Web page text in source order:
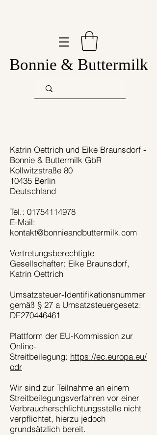
Bonnie & Buttermilk
Katrin Oettrich und Eike Braunsdorf -
Bonnie & Buttermilk GbR
Kollwitzstraße 80
10435 Berlin
Deutschland
Tel.: 01754114978
E-Mail:
kontakt@bonnieandbuttermilk.com
Vertretungsberechtigte
Gesellschafter: Eike Braunsdorf,
Katrin Oettrich
Umsatzsteuer-Identifikationsnummer
gemäß § 27 a Umsatzsteuergesetz:
DE270446461
Plattform der EU-Kommission zur
Online-
Streitbeilegung: https://ec.europa.eu/
odr
Wir sind zur Teilnahme an einem
Streitbeilegungsverfahren vor einer
Verbraucherschlichtungsstelle nicht
verpflichtet, hierzu jedoch
grundsätzlich bereit.